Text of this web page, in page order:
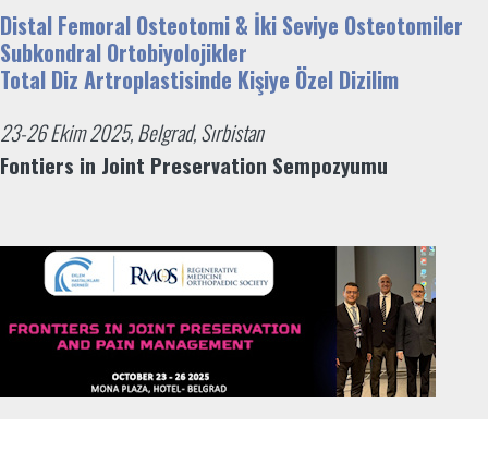
Distal Femoral Osteotomi & İki Seviye Osteotomiler
Subkondral Ortobiyolojikler
Total Diz Artroplastisinde Kişiye Özel Dizilim
23-26 Ekim 2025, Belgrad, Sırbistan
Fontiers in Joint Preservation Sempozyumu